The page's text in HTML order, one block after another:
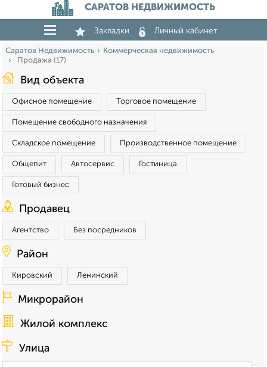
САРАТОВ НЕДВИЖИМОСТЬ
Закладки Личный кабинет
Саратов Недвижимость
Коммерческая недвижимость
Продажа (17)
Вид объекта
Офисное помещение Торговое помещение
Помещение свободного назначения
Складское помещение Производственное помещение
Общепит Автосервис Гостиница
Готовый бизнес
Продавец
Агентство Без посредников
Район
Кировский Ленинский
Микрорайон
Жилой комплекс
Улица